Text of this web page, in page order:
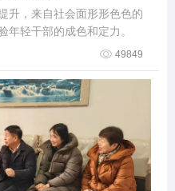
升，来自社会面形形色色的
年轻干部的成色和定力。
49849